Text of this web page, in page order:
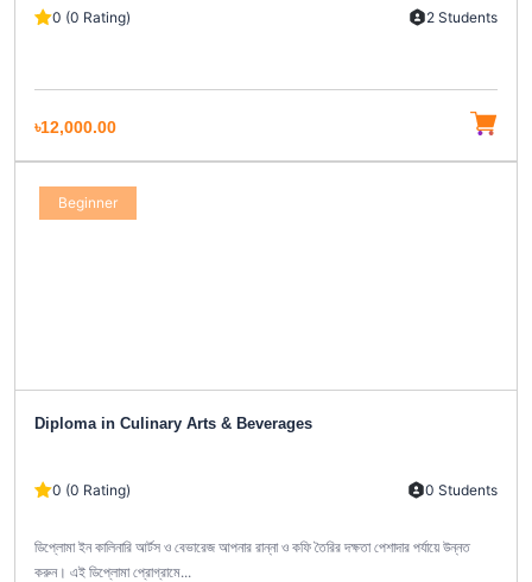
0 (0 Rating) 2 Students
৳12,000.00
Beginner
Diploma in Culinary Arts & Beverages
0 (0 Rating) 0 Students
ডিপ্লোমা ইন কালিনারি আর্টস ও বেভারেজ আপনার রান্না ও কফি তৈরির দক্ষতা পেশাদার পর্যায়ে উন্নত
করুন। এই ডিপ্লোমা প্রোগ্রামে...